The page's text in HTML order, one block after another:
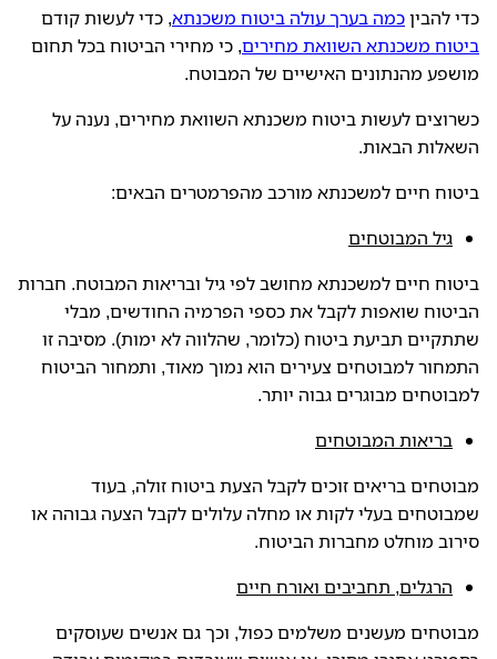
כדי להביןכמה בערך עולה ביטוח משכנתא, כדי לעשות קודם
ביטוח משכנתא השוואת מחירים, כי מחירי הביטוח בכל תחום
מושפע מהנתונים האישיים של המבוטח.
כשרוצים לעשות ביטוח משכנתא השוואת מחירים, נענה על
השאלות הבאות.
ביטוח חיים למשכנתא מורכב מהפרמטרים הבאים:
גיל המבוטחים
ביטוח חיים למשכנתא מחושב לפי גיל ובריאות המבוטח. חברות
הביטוח שואפות לקבל את כספי הפרמיה החודשים, מבלי
שתתקיים תביעת ביטוח (כלומר, שהלווה לא ימות). מסיבה זו
התמחור למבוטחים צעירים הוא נמוך מאוד, ותמחור הביטוח
למבוטחים מבוגרים גבוה יותר.
בריאות המבוטחים
מבוטחים בריאים זוכים לקבל הצעת ביטוח זולה, בעוד
שמבוטחים בעלי לקות או מחלה עלולים לקבל הצעה גבוהה או
סירוב מוחלט מחברות הביטוח.
הרגלים, תחביבים ואורח חיים
מבוטחים מעשנים משלמים כפול, וכך גם אנשים שעוסקים